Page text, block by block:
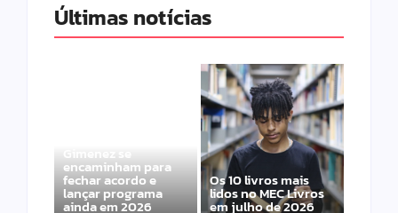
Últimas notícias
Gimenez se
encaminham para
fechar acordo e
lançar programa
ainda em 2026
Os 10 livros mais
lidos no MEC Livros
em julho de 2026